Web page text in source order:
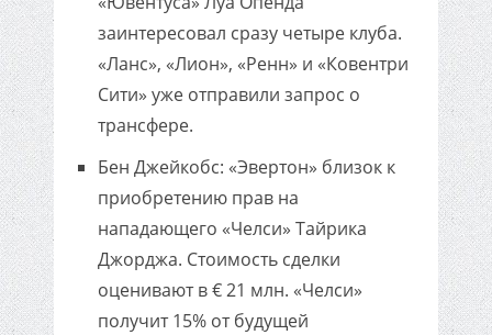
заинтересовал сразу четыре клуба.
«Ланс», «Лион», «Ренн» и «Ковентри
Сити» уже отправили запрос о
трансфере.
Бен Джейкобс: «Эвертон» близок к
приобретению прав на
нападающего «Челси» Тайрика
Джорджа. Стоимость сделки
оценивают в € 21 млн. «Челси»
получит 15% от будущей